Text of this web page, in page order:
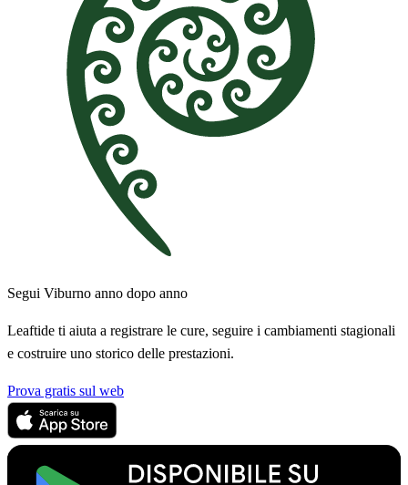
Segui Viburno anno dopo anno
Leaftide ti aiuta a registrare le cure, seguire i cambiamenti stagionali
e costruire uno storico delle prestazioni.
Prova gratis sul web